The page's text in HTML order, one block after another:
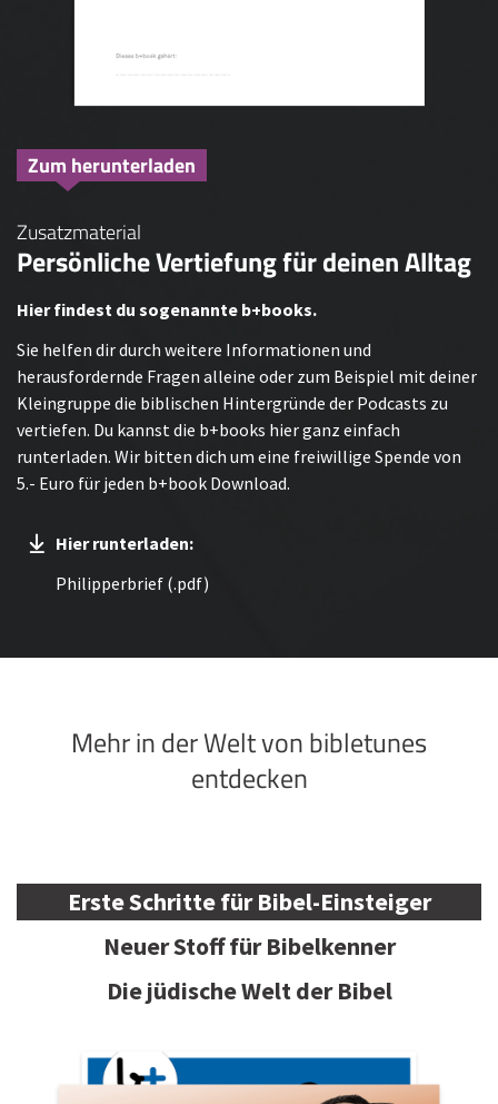
Zum herunterladen
Zusatzmaterial
Persönliche Vertiefung für deinen Alltag
Hier findest du sogenannte b+books.
Sie helfen dir durch weitere Informationen und
herausfordernde Fragen alleine oder zum Beispiel mit deiner
Kleingruppe die biblischen Hintergründe der Podcasts zu
vertiefen. Du kannst die b+books hier ganz einfach
runterladen. Wir bitten dich um eine freiwillige Spende von
5.- Euro für jeden b+book Download.
Hier runterladen:
Philipperbrief (.pdf)
Mehr in der Welt von bibletunes
entdecken
Erste Schritte für Bibel-Einsteiger
Neuer Stoff für Bibelkenner
Die jüdische Welt der Bibel